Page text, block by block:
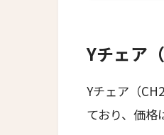
Yチェア
Yチェア（
ており、価格